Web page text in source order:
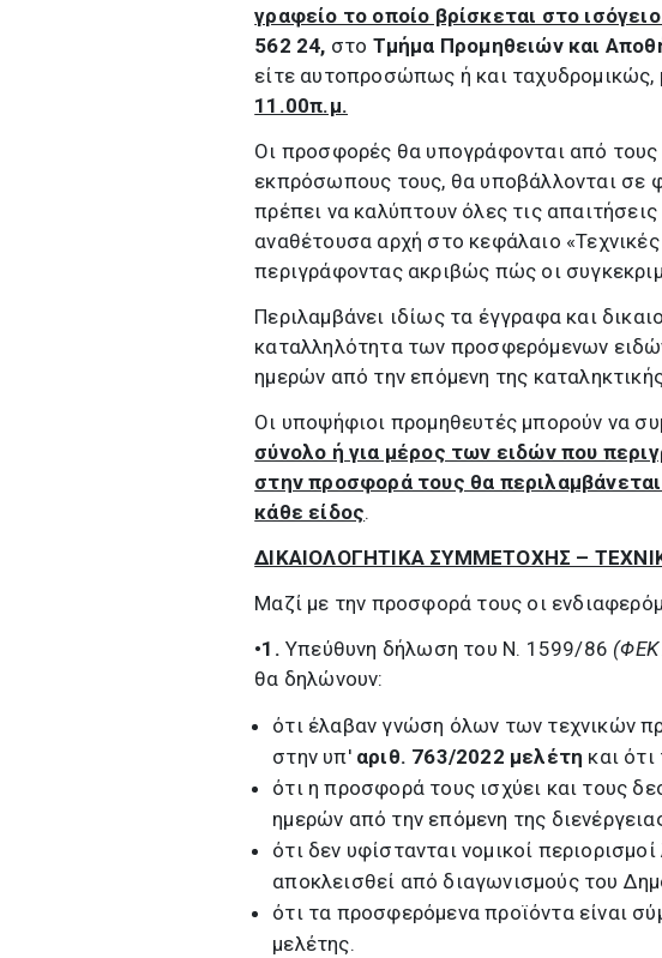
γραφείο το οποίο βρίσκεται στο ισόγειο
562 24, στο Τμήμα Προμηθειών και
είτε αυτοπροσώπως ή και ταχυδρομικώς,
11.00π.μ.
Οι προσφορές θα υπογράφονται από τους
εκπρόσωπους τους, θα υποβάλλονται σε
πρέπει να καλύπτουν όλες τις
αναθέτουσα αρχή στο κεφάλαιο
περιγράφοντας ακριβώς πώς οι
Περιλαμβάνει ιδίως τα έγγραφα και
καταλληλότητα των προσφερόμενων
ημερών από την επόμενη της
Οι υποψήφιοι προμηθευτές μπορούν να
σύνολο ή για μέρος των ειδών που
στην προσφορά τους θα
κάθε είδος.
ΔΙΚΑΙΟΛΟΓΗΤΙΚΑ ΣΥΜΜΕΤΟΧΗΣ –
Μαζί με την προσφορά τους οι
•1.Υπεύθυνη δήλωση του Ν. 1599/86 (ΦΕΚ
θα δηλώνουν:
ότι έλαβαν γνώση όλων των τεχνικών
στην υπ' αριθ. 763/2022 μελέτη και
ότι η προσφορά τους ισχύει και τους
ημερών από την επόμενη της
ότι δεν υφίστανται νομικοί
αποκλεισθεί από διαγωνισμούς του
ότι τα προσφερόμενα προϊόντα είναι
μελέτης.